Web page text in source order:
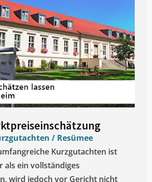
/ Resümee
Kurzgutachten ist
als ein vollständiges
wird jedoch vor Gericht nicht